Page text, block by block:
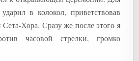
в колокол, приветствовав
Хора. Сразу же после этого я
часовой стрелки, громко